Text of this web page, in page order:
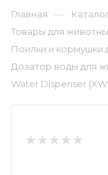
Главная —
Товары для
Поилки и кормушки
Дозатор воды для
Water Dispenser